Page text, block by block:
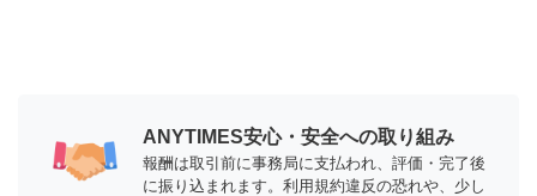
ANYTIMES安心・安全への取り組み
報酬は取引前に事務局に支払われ、評価・完了後
に振り込まれます。利用規約違反の恐れや、少し